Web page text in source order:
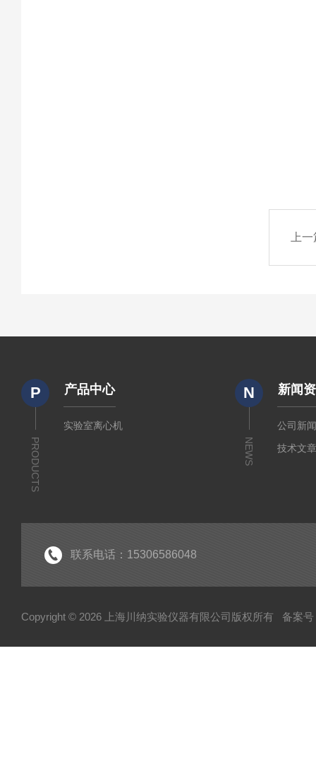
上
P
PRODUCTS
产品中心
实验室离心机
N
NEWS
新闻
公司新
技术文
联系电话：15306586048
Copyright © 2026 上海川纳实验仪器有限公司版权所有 备案号